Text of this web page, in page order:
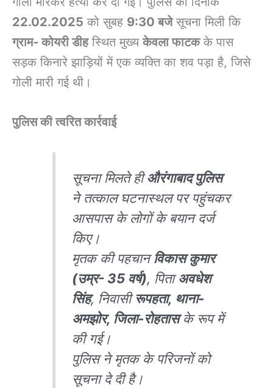
22.02.2025 को सुबह 9:30 बजेसूचना मिली कि
ग्राम- कोयरी डीहस्थित मुख्यकेवला फाटकके पास
सड़क किनारे झाड़ियों में एक व्यक्ति का शव पड़ा है, जिसे
गोली मारी गई थी।
पुलिस की त्वरित कार्रवाई
सूचना मिलते हीऔरंगाबाद पुलिस
ने तत्काल घटनास्थल पर पहुंचकर
आसपास के लोगों के बयान दर्ज
किए।
मृतक की पहचानविकास कुमार
(उम्र- 35 वर्ष), पिताअवधेश
सिंह, निवासीरूपहता, थाना-
अमझोर, जिला-रोहतासके रूप में
की गई।
पुलिस ने मृतक के परिजनों को
सूचना दे दी है।